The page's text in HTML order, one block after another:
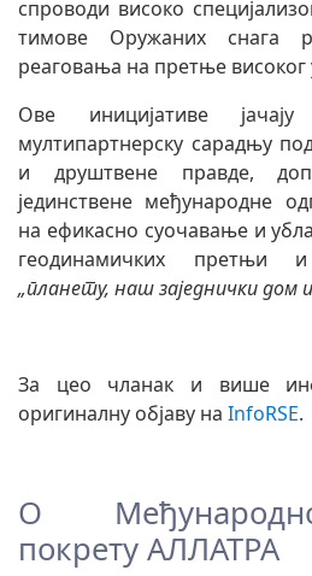
спроводи високо
тимове Оружаних снага
реаговања на претње високог
Ове иницијативе
мултипартнерску сарадњу
и друштвене правде,
јединствене међународне
на ефикасно суочавање и
геодинамичких претњи
„планету, наш заједнички дом
За цео чланак и више
оригиналну објаву на InfoRSE.
О
покрету АЛЛАТРА